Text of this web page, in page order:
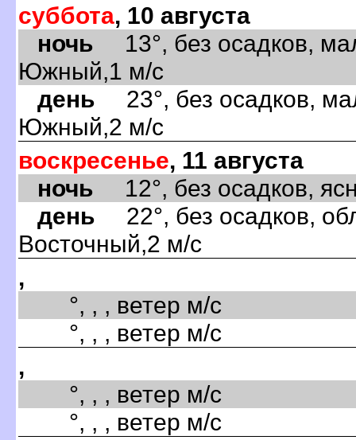
суббота, 10 августа
ночь 13°, без осадков,
Южный,1 м/с
день 23°, без осадков,
Южный,2 м/с
воскресенье, 11 августа
ночь 12°, без осадков,
день 22°, без осадков,
Восточный,2 м/с
,
°, , , ветер м/с
°, , , ветер м/с
,
°, , , ветер м/с
°, , , ветер м/с